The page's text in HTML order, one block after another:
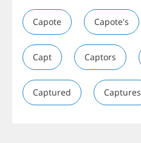
Capote Capote's
Capt Captors
Captured Captures